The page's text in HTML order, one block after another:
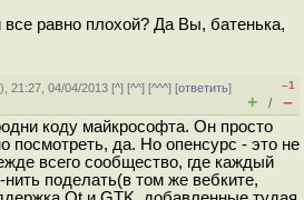
все равно плохой? Да Вы, батенька,
), 21:27, 04/04/2013 [^] [^^] [^^^] [ответить]
–1
+ / –
коду майкрософта. Он просто
посмотреть, да. Но опенсурс - это не
всего сообщество, где каждый
нить поделать(в том же вебките,